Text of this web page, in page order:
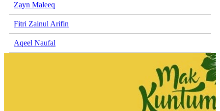
Zayn Maleeq
Fitri Zainul Arifin
Aqeel Naufal